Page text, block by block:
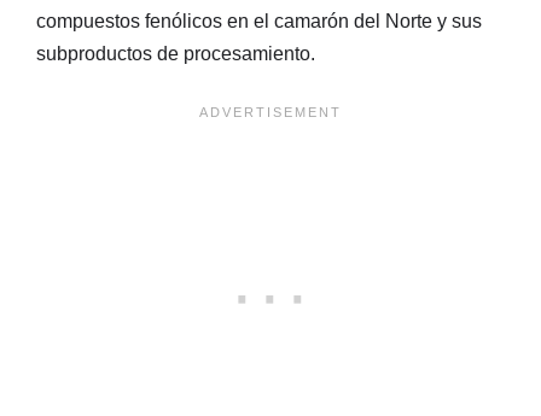
compuestos fenólicos en el camarón del Norte y sus
subproductos de procesamiento.